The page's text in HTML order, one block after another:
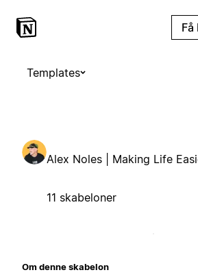
Templates
Alex Noles | Making Life
11 skabeloner
Om denne skabelon